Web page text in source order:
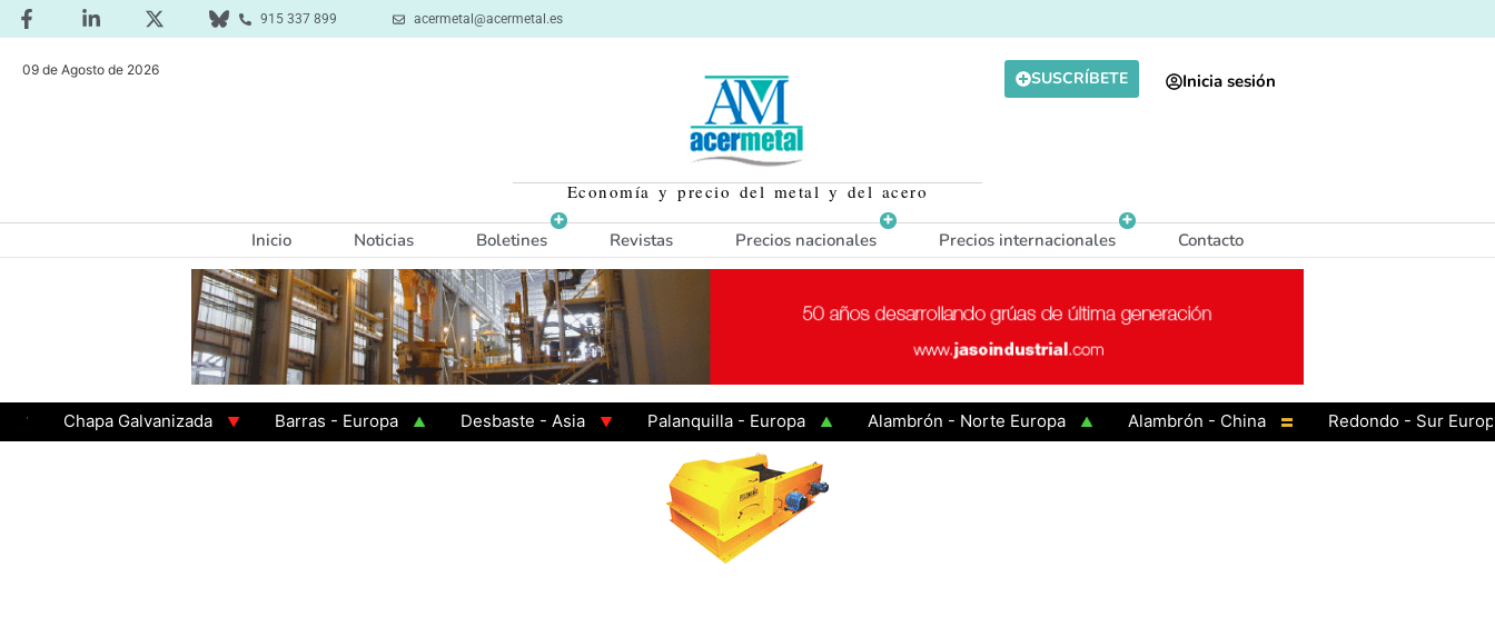
915 337 899 acermetal@acermetal.es
09 de Agosto de 2026
Economía y precio del metal y del acero
SUSCRÍBETE Inicia sesión
Inicio Noticias Boletines Revistas Precios nacionales Precios internacionales Contacto
Chapa Galvanizada Barras - Europa Desbaste - Asia Palanquilla - Europa Alambrón - Norte Europa Alambrón - China
Redondo - Sur Europa